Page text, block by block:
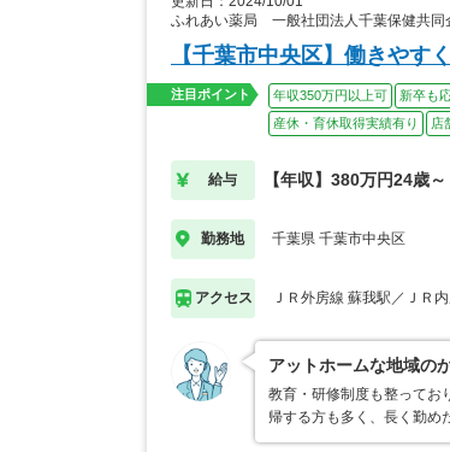
ふれあい薬局 一般社団法人千葉保健共同
【千葉市中央区】働きやす
注目ポイント 年収350万円以上可 新卒も
産休・育休取得実績有り
店
給与 【年収】380万円24歳～
勤務地 千葉県 千葉市中央区
アクセス ＪＲ外房線 蘇我駅／ＪＲ
アットホームな地域の
教育・研修制度も整ってお
帰する方も多く、長く勤め